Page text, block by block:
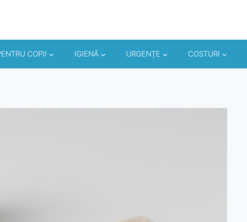
COPII IGIENĂ URGENȚE COSTURI